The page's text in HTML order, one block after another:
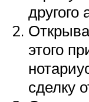
другого
этого
сделку